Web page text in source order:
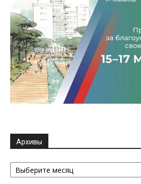
Архивы
Архивы